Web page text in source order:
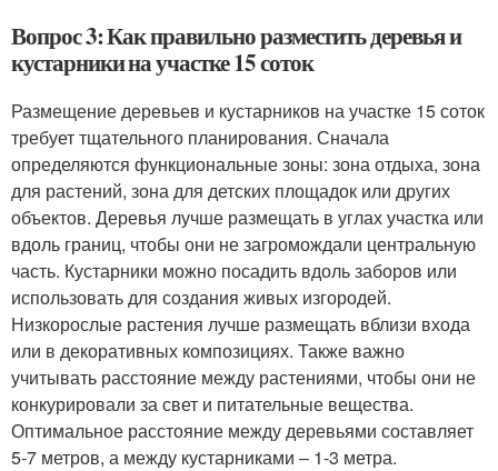
Вопрос 3: Как правильно разместить деревья и
кустарники на участке 15 соток
Размещение деревьев и кустарников на участке 15 соток
требует тщательного планирования. Сначала
определяются функциональные зоны: зона отдыха, зона
для растений, зона для детских площадок или других
объектов. Деревья лучше размещать в углах участка или
вдоль границ, чтобы они не загромождали центральную
часть. Кустарники можно посадить вдоль заборов или
использовать для создания живых изгородей.
Низкорослые растения лучше размещать вблизи входа
или в декоративных композициях. Также важно
учитывать расстояние между растениями, чтобы они не
конкурировали за свет и питательные вещества.
Оптимальное расстояние между деревьями составляет
5-7 метров, а между кустарниками – 1-3 метра.